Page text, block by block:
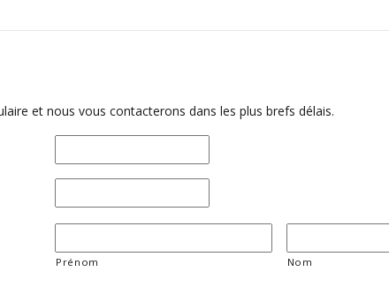
et nous vous contacterons dans les plus brefs délais.
Prénom Nom